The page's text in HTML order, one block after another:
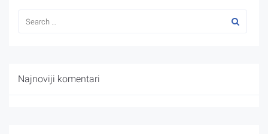
Najnoviji komentari